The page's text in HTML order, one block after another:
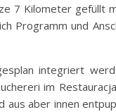
7 Kilometer gefüllt
Programm und
integriert
im
aus aber innen